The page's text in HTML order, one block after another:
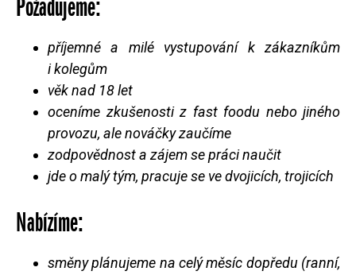
Požadujeme:
příjemné a milé vystupování k zákazníkům
i kolegům
věk nad 18 let
oceníme zkušenosti z fast foodu nebo jiného
provozu, ale nováčky zaučíme
zodpovědnost a zájem se práci naučit
jde o malý tým, pracuje se ve dvojicích, trojicích
Nabízíme:
směny plánujeme na celý měsíc dopředu (ranní,